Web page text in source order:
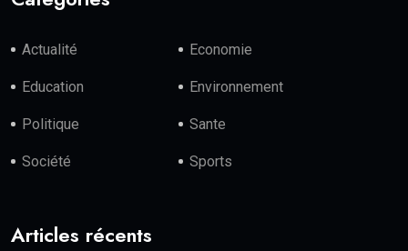
Actualité Economie
Education Environnement
Politique Sante
Société Sports
Articles récents